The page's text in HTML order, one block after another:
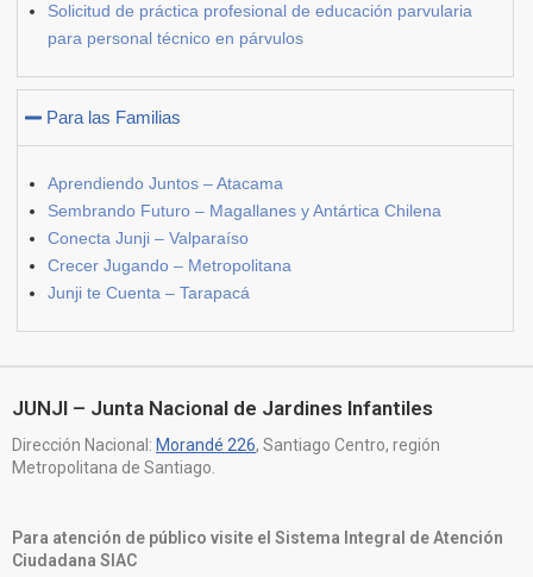
Solicitud de práctica profesional de educación parvularia
para personal técnico en párvulos
Para las Familias
Aprendiendo Juntos – Atacama
Sembrando Futuro – Magallanes y Antártica Chilena
Conecta Junji – Valparaíso
Crecer Jugando – Metropolitana
Junji te Cuenta – Tarapacá
JUNJI – Junta Nacional de Jardines Infantiles
Dirección Nacional: Morandé 226, Santiago Centro, región
Metropolitana de Santiago.
Para atención de público visite el Sistema Integral de Atención
Ciudadana SIAC